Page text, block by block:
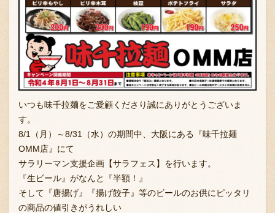
いつも味千拉麺をご愛顧くださり誠にありがとうございま
す。
8/1（月）～8/31（水）の期間中、大阪にある『味千拉麺
OMM店』にて
サラリーマン支援企画【サラフェス】を行います。
『生ビール』がなんと『半額！』
そして『唐揚げ』『揚げ餃子』等のビールのお供にピッタリ
の商品の値引きがうれしい